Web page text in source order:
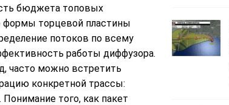
бюджета топовых
формы торцевой пластины
потоков по всему
работы диффузора.
часто можно встретить
конкретной трассы:
того, как пакет